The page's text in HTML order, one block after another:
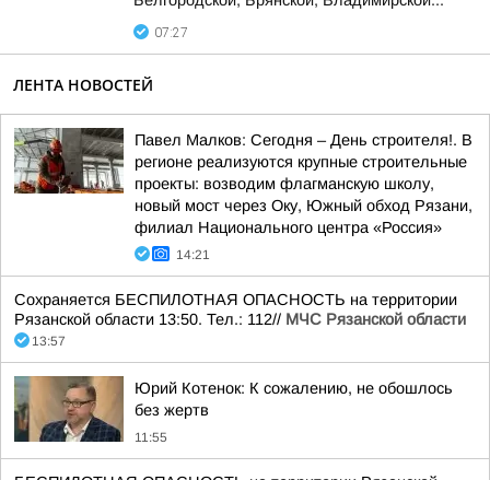
07:27
ЛЕНТА НОВОСТЕЙ
Павел Малков: Сегодня – День строителя!. В
регионе реализуются крупные строительные
проекты: возводим флагманскую школу,
новый мост через Оку, Южный обход Рязани,
филиал Национального центра «Россия»
14:21
Сохраняется БЕСПИЛОТНАЯ ОПАСНОСТЬ на территории
Рязанской области 13:50. Тел.: 112// МЧС Рязанской области
13:57
Юрий Котенок: К сожалению, не обошлось
без жертв
11:55